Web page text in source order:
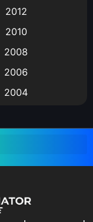
2012
2010
2008
2006
2004
2000